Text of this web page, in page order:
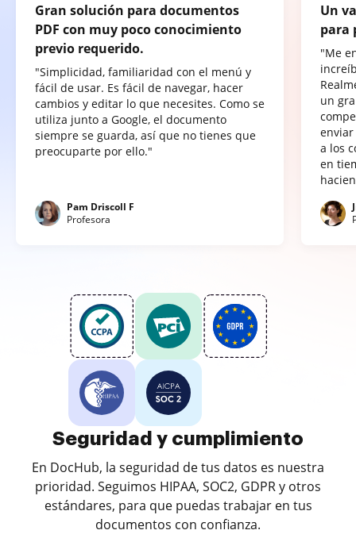
Gran solución para documentos
PDF con muy poco conocimiento
previo requerido.
"Simplicidad, familiaridad con el menú y
fácil de usar. Es fácil de navegar, hacer
cambios y editar lo que necesites. Como se
utiliza junto a Google, el documento
siempre se guarda, así que no tienes que
preocuparte por ello."
Pam Driscoll F
Profesora
Un
para
"Me
un
a los
en
Seguridad y cumplimiento
En DocHub, la seguridad de tus datos es nuestra
prioridad. Seguimos HIPAA, SOC2, GDPR y otros
estándares, para que puedas trabajar en tus
documentos con confianza.